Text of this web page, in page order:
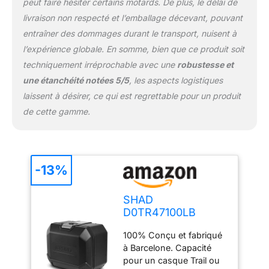
livraison non respecté et l’emballage décevant, pouvant
entraîner des dommages durant le transport, nuisent à
l’expérience globale. En somme, bien que ce produit soit
techniquement irréprochable avec une robustesse et
une étanchéité notées 5/5, les aspects logistiques
laissent à désirer, ce qui est regrettable pour un produit
de cette gamme.
SHAD
D0TR47100LB
TR47L Terra
Edition, Black
Aluminio
100% Conçu et fabriqué
à Barcelone. Capacité
pour un casque Trail ou
-13%